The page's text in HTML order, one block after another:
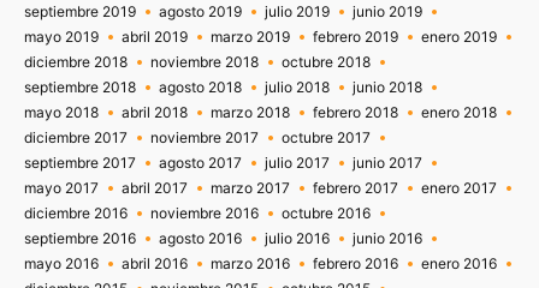
septiembre 2019
agosto 2019 julio 2019
junio 2019
mayo 2019
abril 2019 marzo 2019 febrero 2019
enero 2019
diciembre 2018
noviembre 2018
octubre 2018
septiembre 2018
agosto 2018 julio 2018
junio 2018
mayo 2018
abril 2018 marzo 2018 febrero 2018
enero 2018
diciembre 2017
noviembre 2017
octubre 2017
septiembre 2017
agosto 2017 julio 2017
junio 2017
mayo 2017
abril 2017 marzo 2017 febrero 2017
enero 2017
diciembre 2016
noviembre 2016
octubre 2016
septiembre 2016
agosto 2016 julio 2016
junio 2016
mayo 2016
abril 2016 marzo 2016 febrero 2016
enero 2016